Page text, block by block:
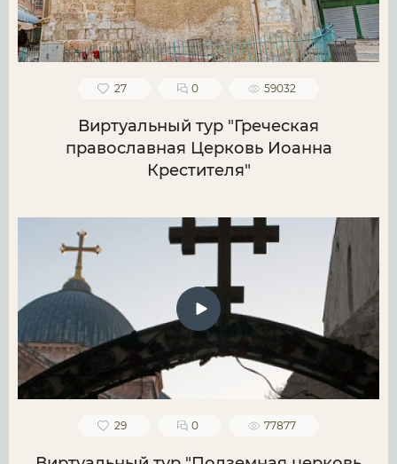
27 0 59032
Виртуальный тур "Греческая
православная Церковь Иоанна
Крестителя"
29 0 77877